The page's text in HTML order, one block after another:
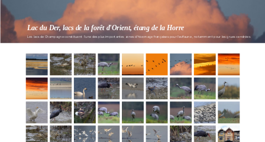
Les lacs de Champagne constituent l'une des plus importantes zones d'hivernage françaises pour l'avifaune , notamment pour les grues cendrées
Lac du Der, lacs de la forêt d'Orient, étang de la Horre